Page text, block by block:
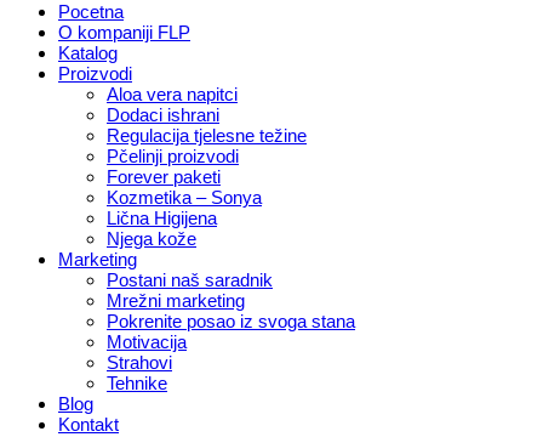
Pocetna
O kompaniji FLP
Katalog
Proizvodi
Aloa vera napitci
Dodaci ishrani
Regulacija tjelesne težine
Pčelinji proizvodi
Forever paketi
Kozmetika – Sonya
Lična Higijena
Njega kože
Marketing
Postani naš saradnik
Mrežni marketing
Pokrenite posao iz svoga stana
Motivacija
Strahovi
Tehnike
Blog
Kontakt